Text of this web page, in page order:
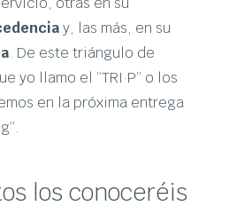
y, las más, en su
. De este triángulo de
yo llamo el “TRI·P” o los
en la próxima entrega
los conoceréis